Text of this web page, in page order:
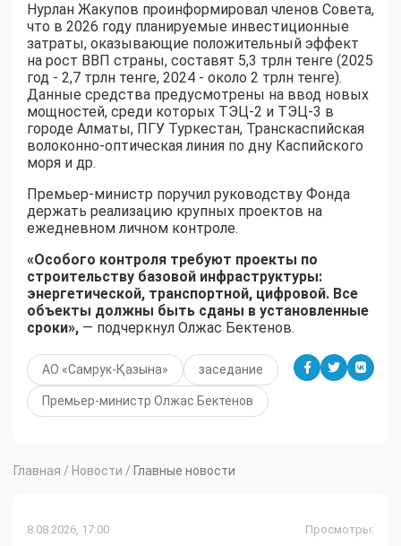
Нурлан Жакупов проинформировал членов Совета,
что в 2026 году планируемые инвестиционные
затраты, оказывающие положительный эффект
на рост ВВП страны, составят 5,3 трлн тенге (2025
год - 2,7 трлн тенге, 2024 - около 2 трлн тенге).
Данные средства предусмотрены на ввод новых
мощностей, среди которых ТЭЦ-2 и ТЭЦ-3 в
городе Алматы, ПГУ Туркестан, Транскаспийская
волоконно-оптическая линия по дну Каспийского
моря и др.
Премьер-министр поручил руководству Фонда
держать реализацию крупных проектов на
ежедневном личном контроле.
«Особого контроля требуют проекты по
строительству базовой инфраструктуры:
энергетической, транспортной, цифровой. Все
объекты должны быть сданы в установленные
сроки», — подчеркнул Олжас Бектенов.
АО «Самрук-Қазына» заседание
Премьер-министр Олжас Бектенов
Главная / Новости / Главные новости
8.08.2026, 17:00 Просмотры: